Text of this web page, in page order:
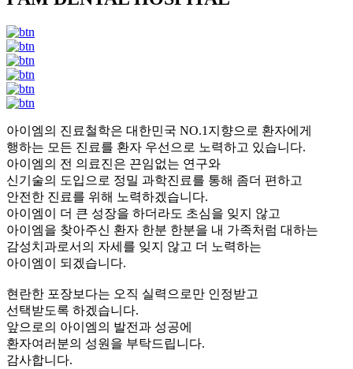
아이엠의 진료철학은 대한민국 NO.1지향으로 환자에게
행하는 모든 진료를 환자 우선으로 노력하고 있습니다.
아이엠의 전 의료진은 끈임없는 연구와
신기술의 도입으로 정밀 과학진료를 통해 좀더 편하고
안전한 진료를 위해 노력하겠습니다.
아이엠이 더 큰 성장을 하더라도 초심을 잊지 않고
아이엠을 찾아주신 환자 한분 한분을 내 가족처럼 대하는
감성치과로서의 자세를 잊지 않고 더 노력하는
아이엠이 되겠습니다.
현란한 포장보다는 오직 실력으로만 인정받고
선택받도록 하겠습니다.
앞으로의 아이엠의 발전과 성공에
환자여러분의 성원을 부탁드립니다.
감사합니다.